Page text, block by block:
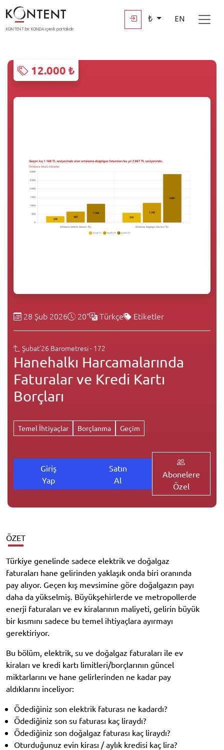
KONTENT bir KONDA içerik portalıdır.
₺ EN
12.000 ₺
28 Şub 2026 20" Türkçe Etiketler
Şubat'26 Barometresi - 172
Hanehalkı Harcamalarında
Faturalar ve Kredi Kartı
Borçları
Temel İhtiyaçlar Borçlanma Geçim
Giriş
Yap
Satın
Al
Abonelere
Özel
ÖZET
Türkiye genelinde sadece elektrik ve doğalgaz
faturaları hane gelirinden yaklaşık onda biri oranında
pay alıyor. Geçen kış mevsimine göre doğalgazın payı
daha da yükselmiş. Büyükşehirlerde ve metropollerde
enerji faturaları ve ev kiralarının maliyeti, gelirin büyük
bir kısmını sadece bu temel ihtiyaçlara ayırmayı
gerektiriyor.
Bu bölüm, elektrik, su ve doğalgaz faturaları ile ev
kiraları ve kredi kartı limitleri/borçlarının güncel
miktarlarını ve hane gelirlerinden ne kadar pay
aldıklarını inceliyor:
Ödediğiniz son elektrik faturası ne kadardı?
Ödediğiniz son su faturası kaç liraydı?
Ödediğiniz son doğalgaz faturası kaç liraydı?
Oturduğunuz evin kirası / aylık kredisi kaç lira?